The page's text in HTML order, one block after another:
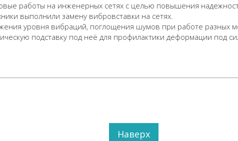
работы на инженерных сетях с целью повышения
выполнили замену вибровставки на сетях.
уровня вибраций, поглощения шумов при работе разных
подставку под неё для профилактики деформации под
Наверх